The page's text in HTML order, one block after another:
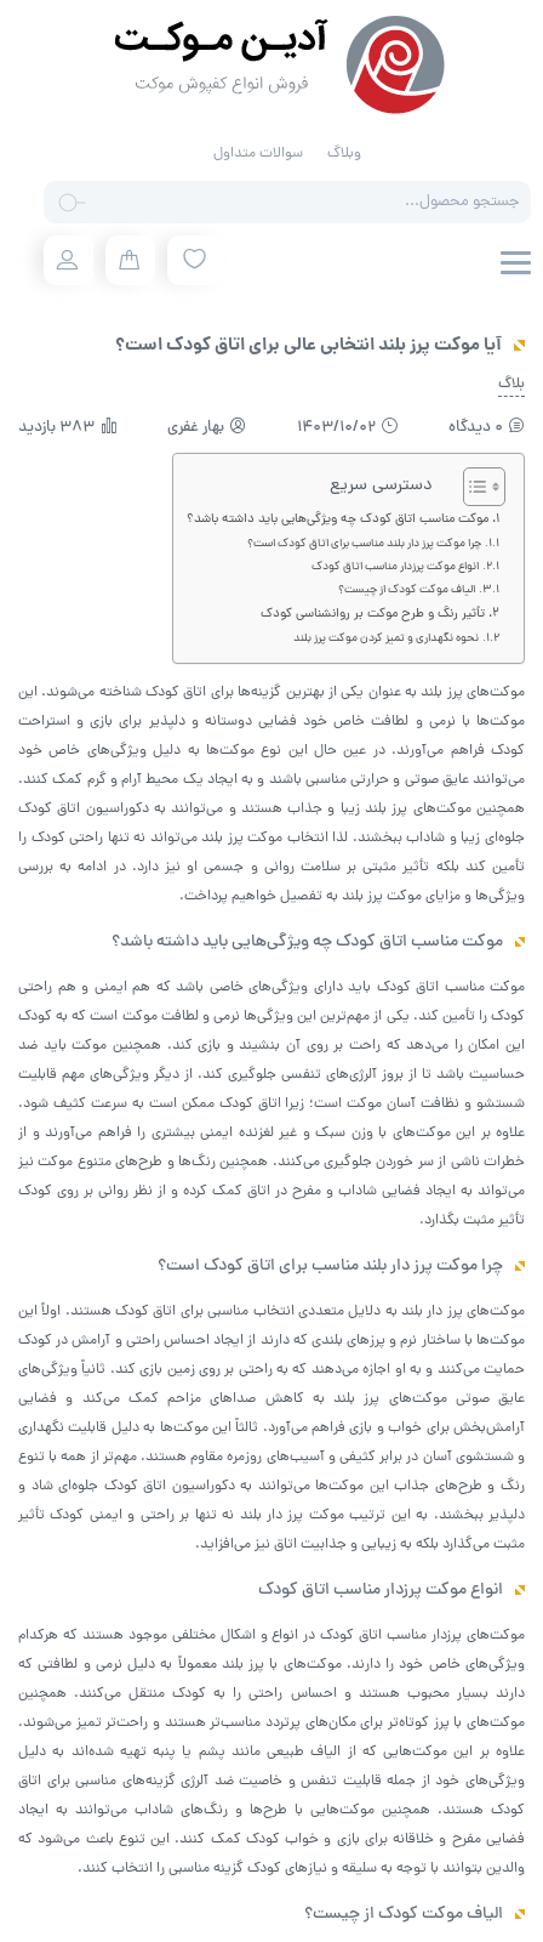
وبلاگ سوالات متداول
search
آیا موکت پرز بلند انتخابی عالی برای اتاق کودک است؟
بلاگ
0 دیدگاه 1403/10/02 بهار غفری 383 بازدید
دسترسی سریع
موکت مناسب اتاق کودک چه ویژگی‌هایی باید داشته باشد؟
چرا موکت پرز دار بلند مناسب برای اتاق کودک است؟
انواع موکت پرزدار مناسب اتاق کودک
الیاف موکت کودک از چیست؟
تأثیر رنگ و طرح موکت بر روانشناسی کودک
نحوه نگهداری و تمیز کردن موکت پرز بلند
موکت‌های پرز بلند به عنوان یکی از بهترین گزینه‌ها برای اتاق کودک شناخته می‌شوند. این
موکت‌ها با نرمی و لطافت خاص خود فضایی دوستانه و دلپذیر برای بازی و استراحت
کودک فراهم می‌آورند. در عین حال این نوع موکت‌ها به دلیل ویژگی‌های خاص خود
می‌توانند عایق صوتی و حرارتی مناسبی باشند و به ایجاد یک محیط آرام و گرم کمک کنند.
همچنین موکت‌های پرز بلند زیبا و جذاب هستند و می‌توانند به دکوراسیون اتاق کودک
جلوه‌ای زیبا و شاداب ببخشند. لذا انتخاب موکت پرز بلند می‌تواند نه تنها راحتی کودک را
تأمین کند بلکه تأثیر مثبتی بر سلامت روانی و جسمی او نیز دارد. در ادامه به بررسی
ویژگی‌ها و مزایای موکت پرز بلند به تفصیل خواهیم پرداخت.
موکت مناسب اتاق کودک چه ویژگی‌هایی باید داشته باشد؟
موکت مناسب اتاق کودک باید دارای ویژگی‌های خاصی باشد که هم ایمنی و هم راحتی
کودک را تأمین کند. یکی از مهم‌ترین این ویژگی‌ها نرمی و لطافت موکت است که به کودک
این امکان را می‌دهد که راحت بر روی آن بنشیند و بازی کند. همچنین موکت باید ضد
حساسیت باشد تا از بروز آلرژی‌های تنفسی جلوگیری کند. از دیگر ویژگی‌های مهم قابلیت
شستشو و نظافت آسان موکت است؛ زیرا اتاق کودک ممکن است به سرعت کثیف شود.
علاوه بر این موکت‌های با وزن سبک و غیر لغزنده ایمنی بیشتری را فراهم می‌آورند و از
خطرات ناشی از سر خوردن جلوگیری می‌کنند. همچنین رنگ‌ها و طرح‌های متنوع موکت نیز
می‌تواند به ایجاد فضایی شاداب و مفرح در اتاق کمک کرده و از نظر روانی بر روی کودک
تأثیر مثبت بگذارد.
چرا موکت پرز دار بلند مناسب برای اتاق کودک است؟
موکت‌های پرز دار بلند به دلایل متعددی انتخاب مناسبی برای اتاق کودک هستند. اولاً این
موکت‌ها با ساختار نرم و پرزهای بلندی که دارند از ایجاد احساس راحتی و آرامش در کودک
حمایت می‌کنند و به او اجازه می‌دهند که به راحتی بر روی زمین بازی کند. ثانیاً ویژگی‌های
عایق صوتی موکت‌های پرز بلند به کاهش صداهای مزاحم کمک می‌کند و فضایی
آرامش‌بخش برای خواب و بازی فراهم می‌آورد. ثالثاً این موکت‌ها به دلیل قابلیت نگهداری
و شستشوی آسان در برابر کثیفی و آسیب‌های روزمره مقاوم هستند. مهم‌تر از همه با تنوع
رنگ و طرح‌های جذاب این موکت‌ها می‌توانند به دکوراسیون اتاق کودک جلوه‌ای شاد و
دلپذیر ببخشند. به این ترتیب موکت پرز دار بلند نه تنها بر راحتی و ایمنی کودک تأثیر
مثبت می‌گذارد بلکه به زیبایی و جذابیت اتاق نیز می‌افزاید.
انواع موکت پرزدار مناسب اتاق کودک
موکت‌های پرزدار مناسب اتاق کودک در انواع و اشکال مختلفی موجود هستند که هرکدام
ویژگی‌های خاص خود را دارند. موکت‌های با پرز بلند معمولاً به دلیل نرمی و لطافتی که
دارند بسیار محبوب هستند و احساس راحتی را به کودک منتقل می‌کنند. همچنین
موکت‌های با پرز کوتاه‌تر برای مکان‌های پرتردد مناسب‌تر هستند و راحت‌تر تمیز می‌شوند.
علاوه بر این موکت‌هایی که از الیاف طبیعی مانند پشم یا پنبه تهیه شده‌اند به دلیل
ویژگی‌های خود از جمله قابلیت تنفس و خاصیت ضد آلرژی گزینه‌های مناسبی برای اتاق
کودک هستند. همچنین موکت‌هایی با طرح‌ها و رنگ‌های شاداب می‌توانند به ایجاد
فضایی مفرح و خلاقانه برای بازی و خواب کودک کمک کنند. این تنوع باعث می‌شود که
والدین بتوانند با توجه به سلیقه و نیازهای کودک گزینه مناسبی را انتخاب کنند.
الیاف موکت کودک از چیست؟